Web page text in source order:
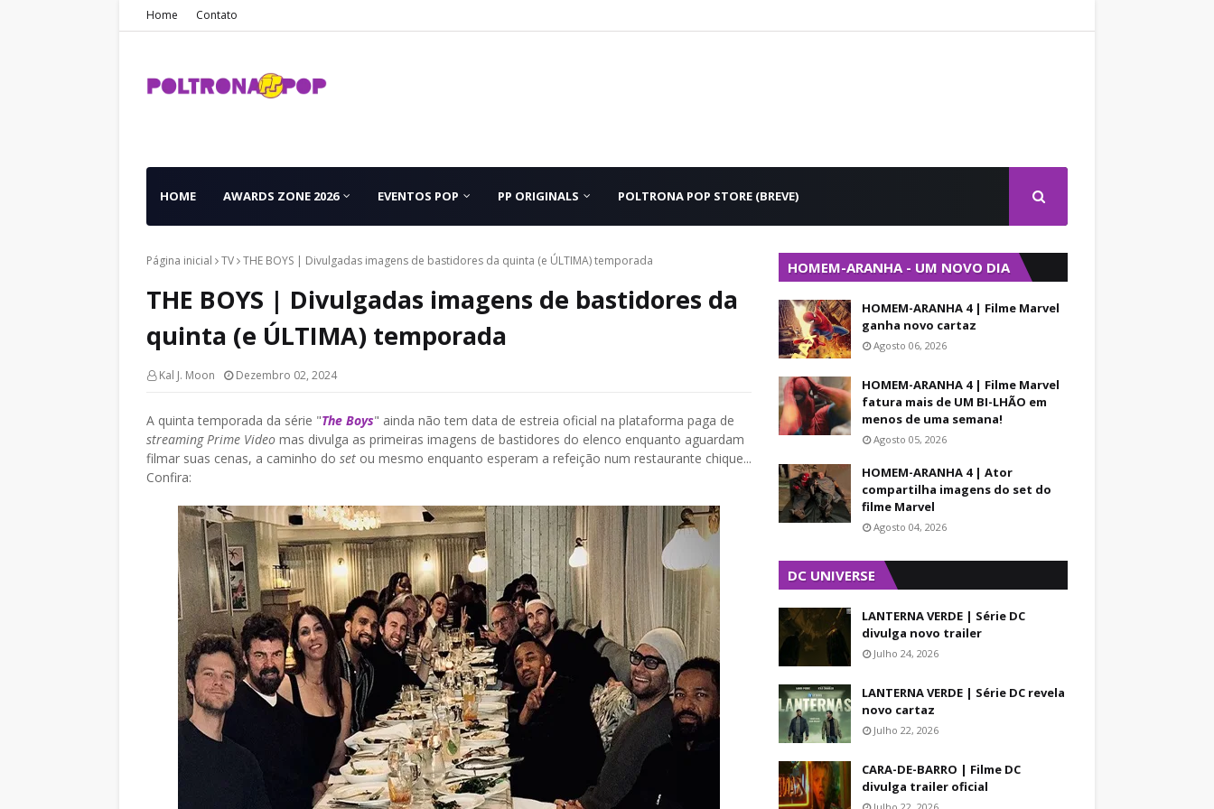
Home Contato
HOME AWARDS ZONE 2026 EVENTOS POP PP ORIGINALS POLTRONA POP STORE (BREVE)
Página inicial TV THE BOYS | Divulgadas imagens de bastidores da quinta (e ÚLTIMA) temporada
THE BOYS | Divulgadas imagens de bastidores da
quinta (e ÚLTIMA) temporada
Kal J. Moon Dezembro 02, 2024
A quinta temporada da série "The Boys" ainda não tem data de estreia oficial na plataforma paga de
streaming Prime Video mas divulga as primeiras imagens de bastidores do elenco enquanto aguardam
filmar suas cenas, a caminho do set ou mesmo enquanto esperam a refeição num restaurante chique...
Confira:
HOMEM-ARANHA - UM NOVO DIA
HOMEM-ARANHA 4 | Filme Marvel
ganha novo cartaz
Agosto 06, 2026
HOMEM-ARANHA 4 | Filme Marvel
fatura mais de UM BI-LHÃO em
menos de uma semana!
Agosto 05, 2026
HOMEM-ARANHA 4 | Ator
compartilha imagens do set do
filme Marvel
Agosto 04, 2026
DC UNIVERSE
LANTERNA VERDE | Série DC
divulga novo trailer
Julho 24, 2026
LANTERNA VERDE | Série DC revela
novo cartaz
Julho 22, 2026
CARA-DE-BARRO | Filme DC
divulga trailer oficial